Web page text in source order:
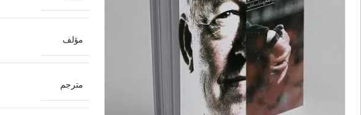
مؤلف
مترجم